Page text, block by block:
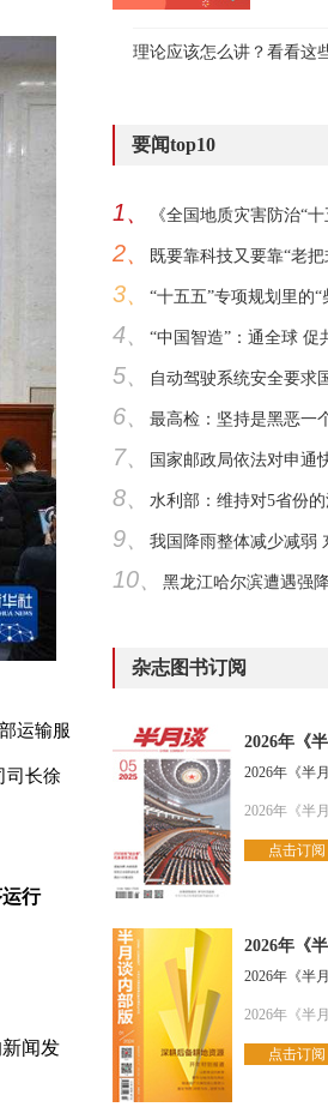
运输服
司长徐
行
闻发
理论应该怎么讲？看看
要闻top10
1、 《全国地质灾害防治“
2、 既要靠科技又要靠“老
3、 “十五五”专项规划里的“
4、 “中国智造”：通全球 促
5、 自动驾驶系统安全要求
6、 最高检：坚持是黑恶一
7、 国家邮政局依法对申通
8、 水利部：维持对5省份
9、 我国降雨整体减少减弱
10、 黑龙江哈尔滨遭遇强
杂志图书订阅
2026年《半
2026年《半
2026年《半月
点击订阅
2026年《
2026年《半
2026年《半
点击订阅